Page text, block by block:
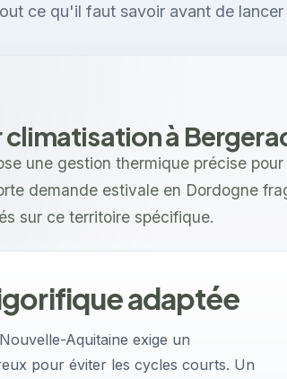
ce qu'il faut savoir avant de
à
une gestion thermique précise pour
demande estivale en Dordogne
sur ce territoire spécifique.
adaptée
Aquitaine exige un
pour éviter les cycles courts. Un